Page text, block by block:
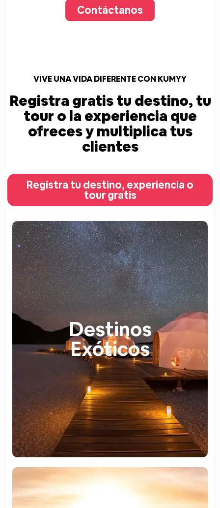
Contáctanos
VIVE UNA VIDA DIFERENTE CON KUMYY
Registra gratis tu destino, tu
tour o la experiencia que
ofreces y multiplica tus
clientes
Registra tu destino, experiencia o
tour gratis
Destinos
Exóticos